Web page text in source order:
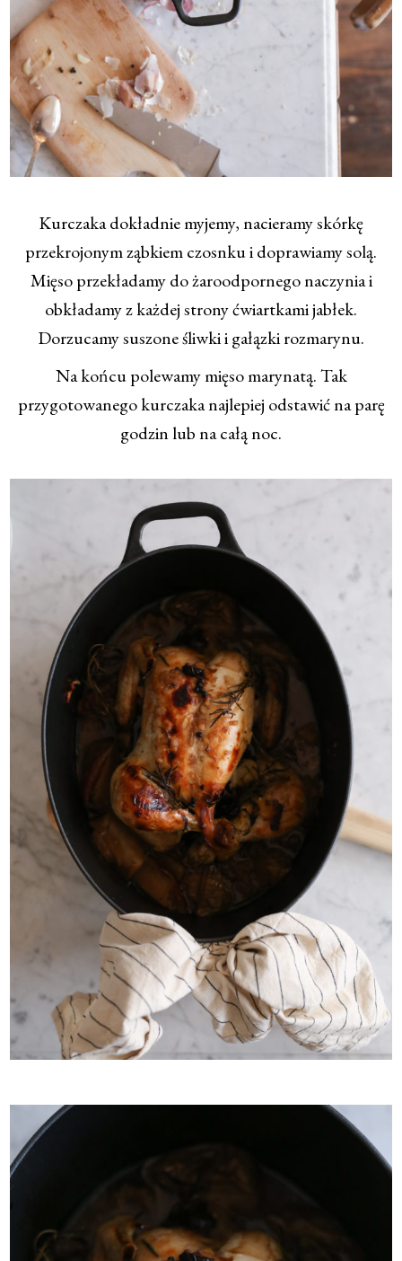
Kurczaka dokładnie myjemy, nacieramy skórkę
przekrojonym ząbkiem czosnku i doprawiamy solą.
Mięso przekładamy do żaroodpornego naczynia i
obkładamy z każdej strony ćwiartkami jabłek.
Dorzucamy suszone śliwki i gałązki rozmarynu.
Na końcu polewamy mięso marynatą. Tak
przygotowanego kurczaka najlepiej odstawić na parę
godzin lub na całą noc.